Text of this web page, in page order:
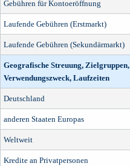
Gebühren für Kontoeröffnung
Laufende Gebühren (Erstmarkt)
Laufende Gebühren (Sekundärmarkt)
Geografische Streuung, Zielgruppen,
Verwendungszweck, Laufzeiten
Deutschland
anderen Staaten Europas
Weltweit
Kredite an Privatpersonen